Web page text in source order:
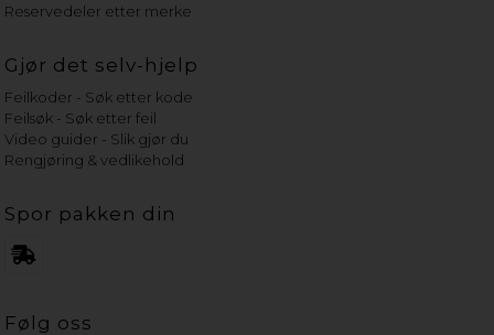
Reservedeler etter merke
Gjør det selv-hjelp
Feilkoder - Søk etter kode
Feilsøk - Søk etter feil
Video guider - Slik gjør du
Rengjøring & vedlikehold
Spor pakken din
Følg oss